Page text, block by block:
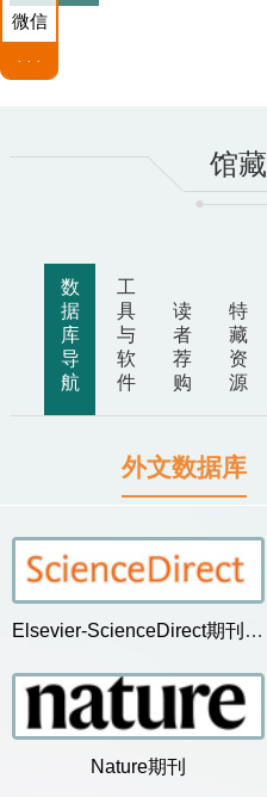
馆
数
据
库
导
航
工
具
与
软
件
读
者
荐
购
特
藏
资
源
外文数据库
Elsevier-ScienceDirect期刊数据...
Nature期刊
任
Advanced Statistics
Advanced Statistics
>>
科技史
南科大文库
子资源
思库推荐—2024
子资源
思库推荐—2022
2026年6月新书
成果量： 311 H
天雨流芳
艺术特藏
微信